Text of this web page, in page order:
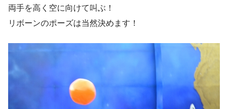
両手を高く空に向けて叫ぶ！
リボーンのポーズは当然決めます！